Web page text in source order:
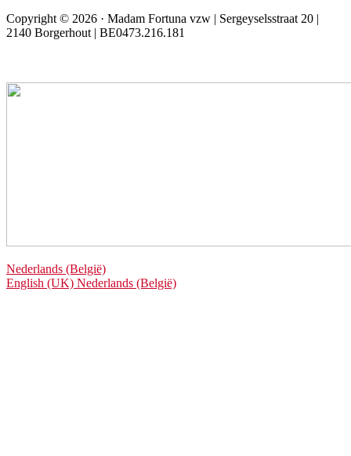
Copyright © 2026 · Madam Fortuna vzw | Sergeyselsstraat 20 |
2140 Borgerhout | BE0473.216.181
Nederlands (België)
English (UK) Nederlands (België)